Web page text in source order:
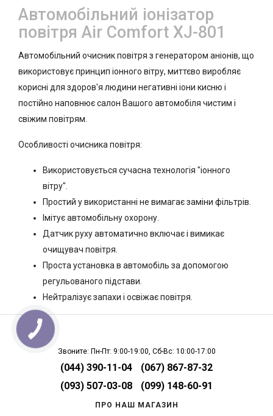
Автомобільний іонізатор
повітря Air Comfort XJ-801
Автомобільний очисник повітря з генератором аніонів, що
використовує принцип іонного вітру, миттєво виробляє
корисні для здоров'я людини негативні іони кисню і
постійно наповнює салон Вашого автомобіля чистим і
свіжим повітрям.
Особливості очисника повітря:
Використовується сучасна технологія "іонного
вітру".
Простий у використанні не вимагає заміни фільтрів.
Імітує автомобільну охорону.
Датчик руху автоматично включає і вимикає
очищувач повітря.
Проста установка в автомобіль за допомогою
регульованого підстави.
Нейтралізує запахи і освіжає повітря.
Звоните: Пн-Пт: 9:00-19:00, Сб-Вс: 10:00-17:00
(044) 390-11-04
(067) 867-87-32
(093) 507-03-08
(099) 148-60-91
ПРО НАШ МАГАЗИН